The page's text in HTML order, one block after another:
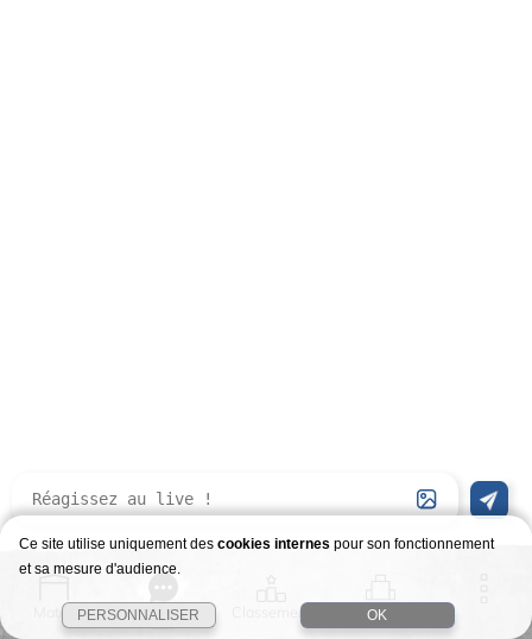
Match Story Classement Stages
Ce site utilise uniquement des cookies internes pour son fonctionnement
et sa mesure d'audience.
PERSONNALISER OK